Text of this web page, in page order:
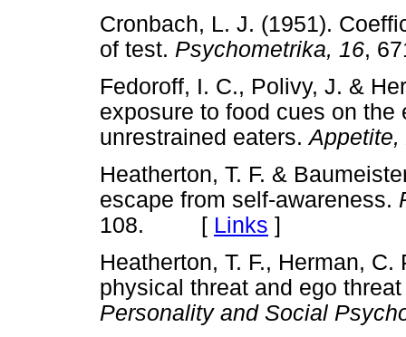
Cronbach, L. J. (1951).
of test. Psychometrika, 16,
Fedoroff, I. C., Polivy, J. &
exposure to food cues on
unrestrained eaters.Appetite,
Heatherton, T. F. &
escape from self-awareness.
108. [ Links ]
Heatherton, T. F., Herman,
physical threat and ego
Personality and Social